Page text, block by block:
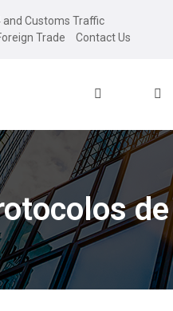
Customs Traffic
Trade
Contact Us